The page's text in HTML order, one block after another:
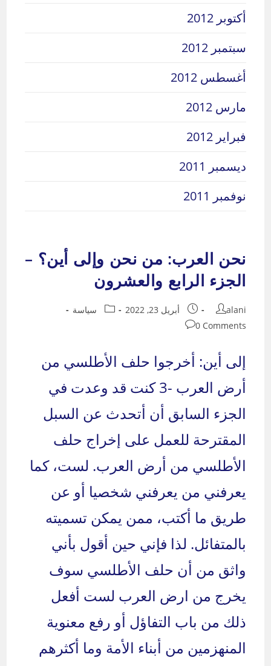
أكتوبر 2012
سبتمبر 2012
أغسطس 2012
مارس 2012
فبراير 2012
ديسمبر 2011
نوفمبر 2011
نحن العرب: من نحن وإلى أين؟ –
الجزء الرابع والعشرون
Post
author:
alani
Post
published:
أبريل 23, 2022
Post
سياسة
Post
0 Comments
إلى أين: أخرجوا حلف الأطلسي من
أرض العرب -3 كنت قد وعدت في
الجزء السابق أن أتحدث عن السبل
المقترحة للعمل على إخراج حلف
الأطلسي من أرض العرب. لست، كما
يعرفني من يعرفني شخصيا أو عن
طريق ما أكتب، ممن يمكن تسميته
بالمتفائل. لذا فإني حين أقول بأني
واثق من أن حلف الأطلسي سوف
يخرج من ارض العرب لست أفعل
ذلك من باب التفاؤل أو رفع معنوية
المنهزمين من أبناء الأمة وما أكثرهم